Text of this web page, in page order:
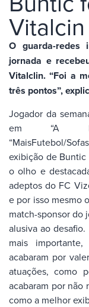
Vitalcin
O guarda-redes
jornada e
Vitalclin. “Foi a
três pontos”,
Jogador da
em “A
“MaisFutebol/
exibição de
o olho e
adeptos do FC
e por isso mesmo
match-sponsor do
alusiva ao
mais
acabaram por
atuações, como
acabaram por não
como a melhor